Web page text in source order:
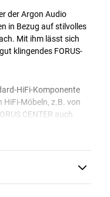
der Argon Audio
in Bezug auf stilvolles
Mit ihm lässt sich
klingendes FORUS-
HiFi-Komponente
Möbeln, z.B. von
CENTER auch
optional).
und sieht großartig
die Stoffabdeckung